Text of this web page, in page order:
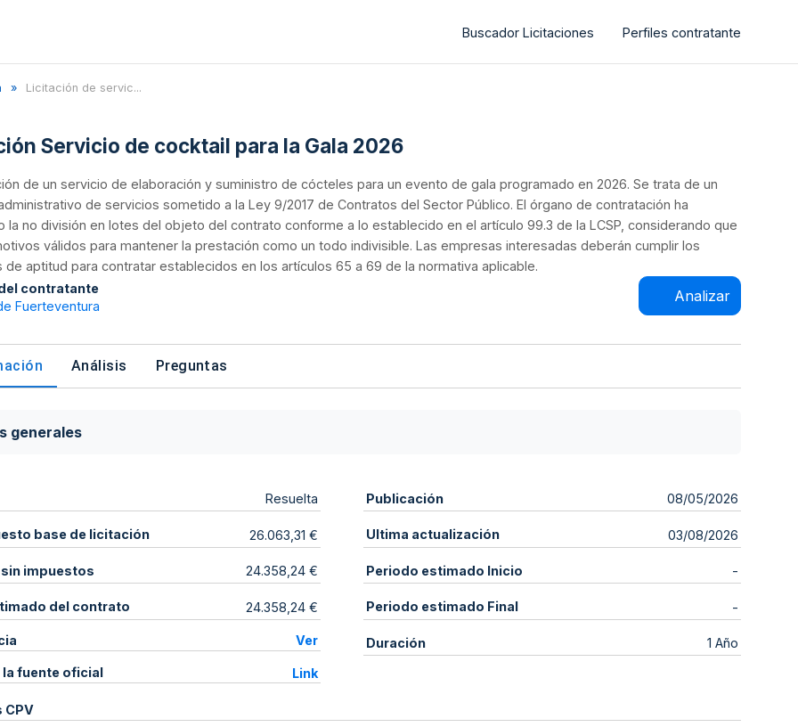
Buscador Licitaciones Perfiles contratante
Licitación de servic...
Servicio de cocktail para la Gala 2026
de un servicio de elaboración y suministro de cócteles para un evento de gala programado en 2026. Se trata de un
de servicios sometido a la Ley 9/2017 de Contratos del Sector Público. El órgano de contratación ha
la no división en lotes del objeto del contrato conforme a lo establecido en el artículo 99.3 de la LCSP, considerando que
válidos para mantener la prestación como un todo indivisible. Las empresas interesadas deberán cumplir los
de aptitud para contratar establecidos en los artículos 65 a 69 de la normativa aplicable.
contratante
Fuerteventura
Analizar
Análisis Preguntas
generales
Resuelta
base de licitación 26.063,31 €
impuestos 24.358,24 €
del contrato 24.358,24 €
Ver
la fuente oficial Link
Publicación 08/05/2026
Ultima actualización 03/08/2026
Periodo estimado Inicio -
Periodo estimado Final -
Duración 1 Año
CPV